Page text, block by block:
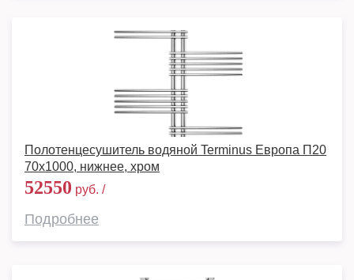
Полотенцесушитель водяной Terminus Европа П20
70х1000, нижнее, хром
52550 руб. /
Подробнее